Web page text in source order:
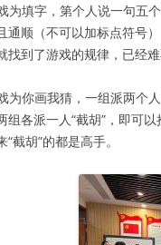
为填字，第个人说一句五
通顺（不可以加标点符号
找到了游戏的规律，已经难
为你画我猜，一组派两个
组各派一人“截胡”，即可
截胡”的都是高手。